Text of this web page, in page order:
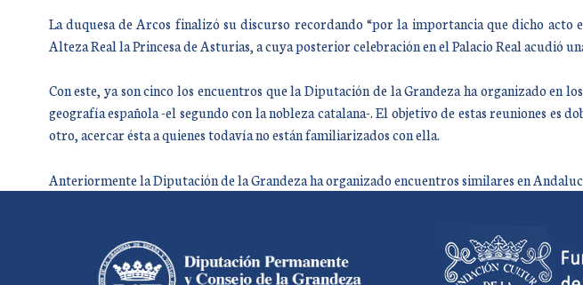
La duquesa de Arcos finalizó su discurso recordando “por la importancia que dicho
Alteza Real la Princesa de Asturias, a cuya posterior celebración en el Palacio Real acudió
Con este, ya son cinco los encuentros que la Diputación de la Grandeza ha organizado en
geografía española -el segundo con la nobleza catalana-. El objetivo de estas reuniones
otro, acercar ésta a quienes todavía no están familiarizados con ella.
Anteriormente la Diputación de la Grandeza ha organizado encuentros similares en